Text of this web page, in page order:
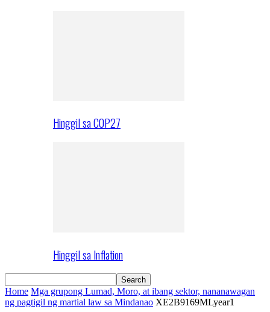
Hinggil sa COP27
Hinggil sa Inflation
Home Mga grupong Lumad, Moro, at ibang sektor, nananawagan
ng pagtigil ng martial law sa Mindanao XE2B9169MLyear1